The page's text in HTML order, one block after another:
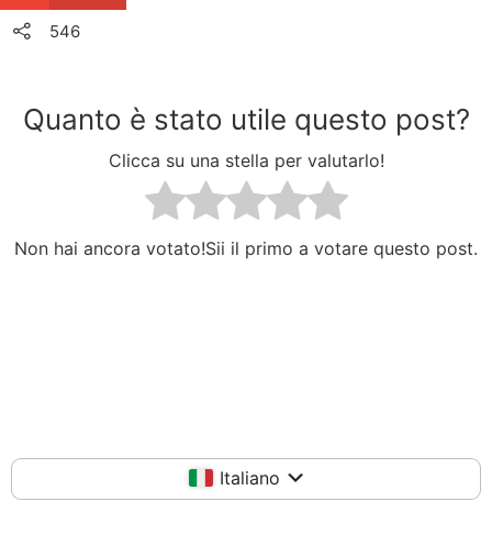
546
Quanto è stato utile questo post?
Clicca su una stella per valutarlo!
Non hai ancora votato!Sii il primo a votare questo post.
Italiano